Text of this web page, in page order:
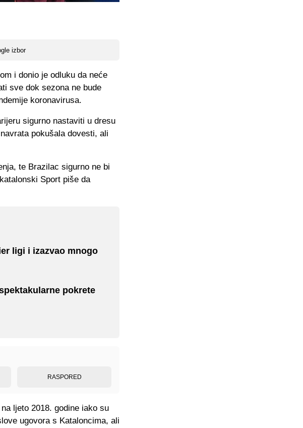
izbor
i donio je odluku da neće
sve dok sezona ne bude
koronavirusa.
sigurno nastaviti u dresu
pokušala dovesti, ali
te Brazilac sigurno ne bi
Sport piše da
ligi i izazvao mnogo
pokrete
RASPORED
ljeto 2018. godine iako su
ugovora s Kataloncima, ali